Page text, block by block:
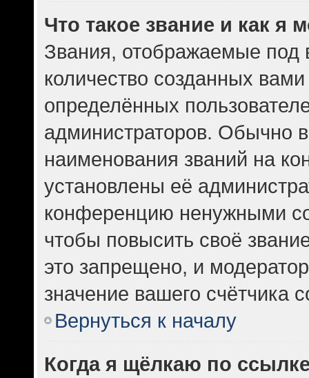
Что такое звание и как я
Звания, отображаемые
количество созданных
определённых
администраторов. Обычно
наименования званий на
установлены её
конференцию ненужными
чтобы повысить своё
это запрещено, и
значение вашего счётчика
Вернуться к началу
Когда я щёлкаю по